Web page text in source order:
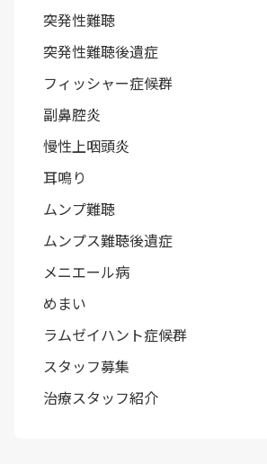
突発性難聴
突発性難聴後遺症
フィッシャー症候群
副鼻腔炎
慢性上咽頭炎
耳鳴り
ムンプ難聴
ムンプス難聴後遺症
メニエール病
めまい
ラムゼイハント症候群
スタッフ募集
治療スタッフ紹介